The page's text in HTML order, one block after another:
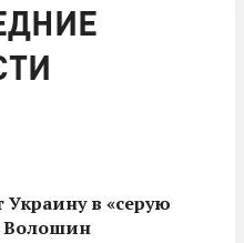
в «серую
Волошин